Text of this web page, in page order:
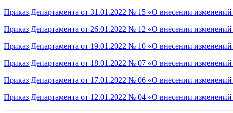
Приказ Департамента от 31.01.2022 № 15 «О внесении
Приказ Департамента от 26.01.2022 № 12 «О внесении
Приказ Департамента от 19.01.2022 № 10 «О внесении
Приказ Департамента от 18.01.2022 № 07 «О внесении
Приказ Департамента от 17.01.2022 № 06 «О внесении
Приказ Департамента от 12.01.2022 № 04 «О внесении